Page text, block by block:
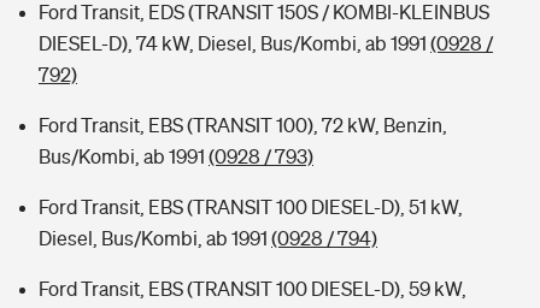
Ford Transit, EDS (TRANSIT 150S / KOMBI-KLEINBUS
DIESEL-D), 74 kW, Diesel, Bus/Kombi, ab 1991 (0928 /
792)
Ford Transit, EBS (TRANSIT 100), 72 kW, Benzin,
Bus/Kombi, ab 1991 (0928 / 793)
Ford Transit, EBS (TRANSIT 100 DIESEL-D), 51 kW,
Diesel, Bus/Kombi, ab 1991 (0928 / 794)
Ford Transit, EBS (TRANSIT 100 DIESEL-D), 59 kW,